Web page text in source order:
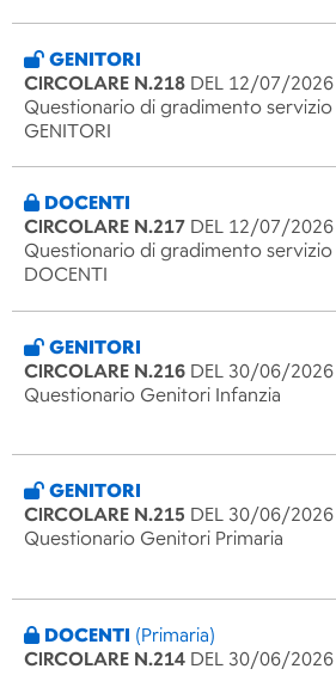
GENITORI
CIRCOLARE N.218 DEL 12/07/2026
Questionario di gradimento
GENITORI
DOCENTI
CIRCOLARE N.217 DEL 12/07/2026
Questionario di gradimento
DOCENTI
GENITORI
CIRCOLARE N.216 DEL 30/06/2026
Questionario Genitori Infanzia
GENITORI
CIRCOLARE N.215 DEL 30/06/2026
Questionario Genitori Primaria
DOCENTI (Primaria)
CIRCOLARE N.214 DEL 30/06/2026